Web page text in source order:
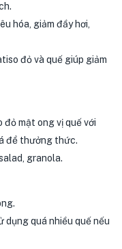
hóa, giảm đầy hơi,
đỏ và quế giúp giảm
đỏ mật ong vị quế với
để thưởng thức.
granola.
dụng quá nhiều quế nếu